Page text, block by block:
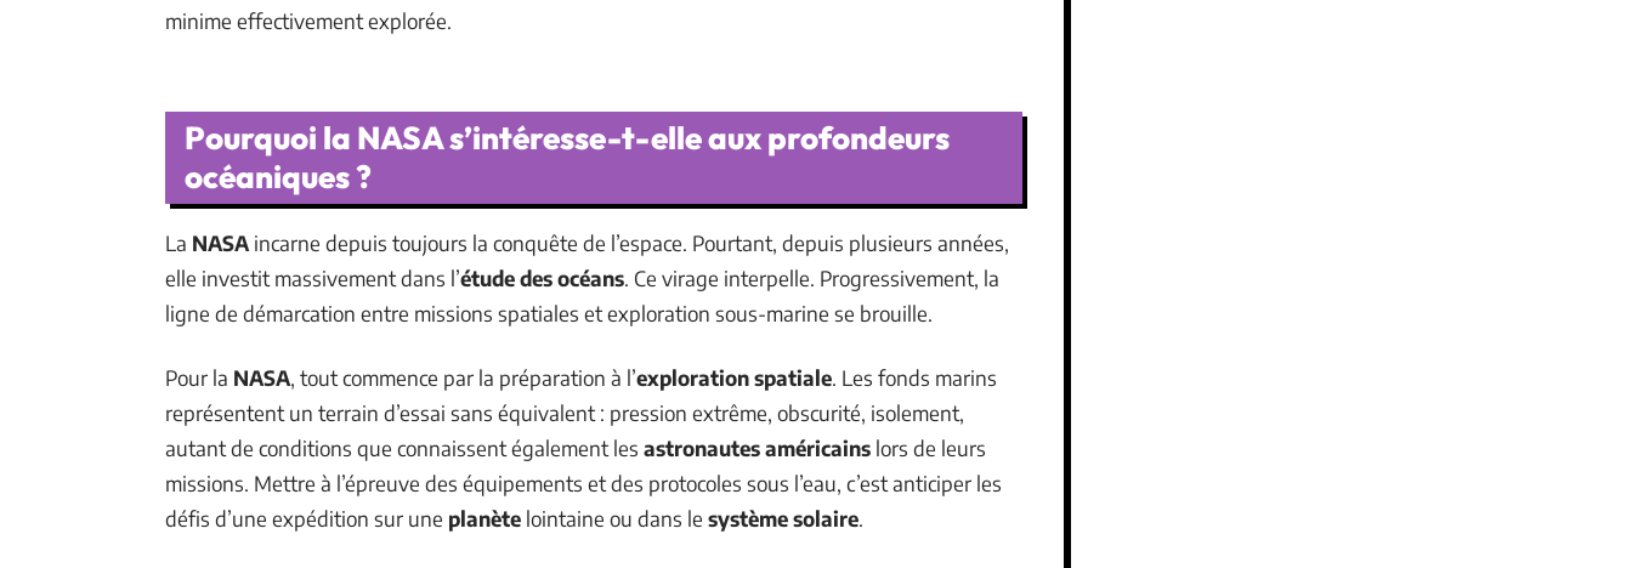
minime effectivement explorée.
Pourquoi la NASA s’intéresse-t-elle aux profondeurs
océaniques ?
La NASA incarne depuis toujours la conquête de l’espace. Pourtant, depuis plusieurs années,
elle investit massivement dans l’étude des océans. Ce virage interpelle. Progressivement, la
ligne de démarcation entre missions spatiales et exploration sous-marine se brouille.
Pour la NASA, tout commence par la préparation à l’exploration spatiale. Les fonds marins
représentent un terrain d’essai sans équivalent : pression extrême, obscurité, isolement,
autant de conditions que connaissent également les astronautes américains lors de leurs
missions. Mettre à l’épreuve des équipements et des protocoles sous l’eau, c’est anticiper les
défis d’une expédition sur une planète lointaine ou dans le système solaire.